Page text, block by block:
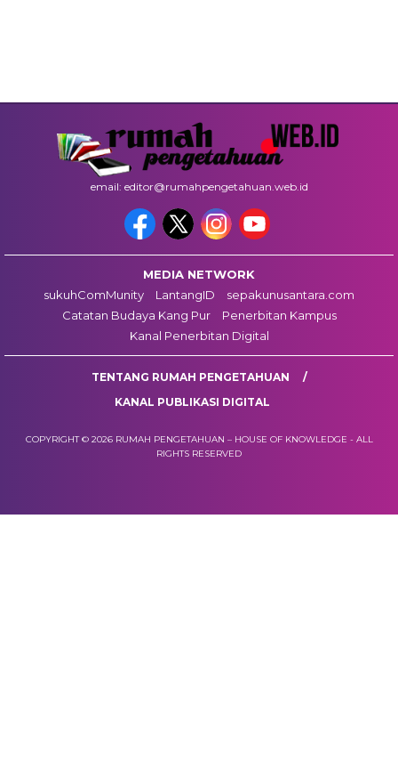
email: editor@rumahpengetahuan.web.id
MEDIA NETWORK
sukuhComMunity
LantangID
sepakunusantara.com
Catatan Budaya Kang Pur
Penerbitan Kampus
Kanal Penerbitan Digital
TENTANG RUMAH PENGETAHUAN
KANAL PUBLIKASI DIGITAL
COPYRIGHT © 2026 RUMAH PENGETAHUAN – HOUSE OF KNOWLEDGE - ALL
RIGHTS RESERVED